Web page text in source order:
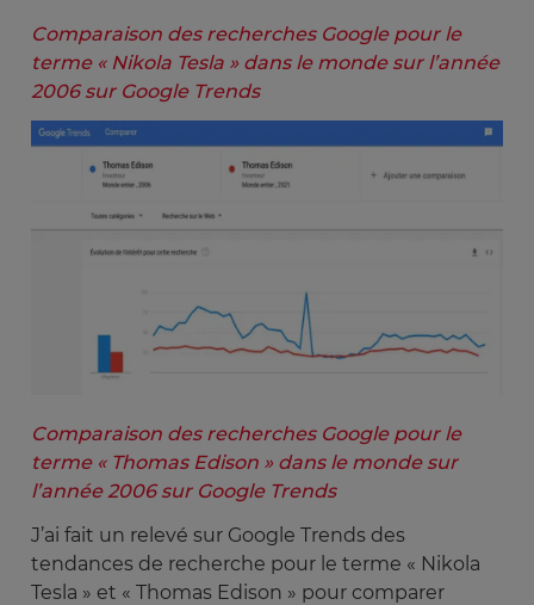
Comparaison des recherches Google pour le
terme « Nikola Tesla » dans le monde sur l’année
2006 sur Google Trends
Comparaison des recherches Google pour le
terme « Thomas Edison » dans le monde sur
l’année 2006 sur Google Trends
J’ai fait un relevé sur Google Trends des
tendances de recherche pour le terme « Nikola
Tesla » et « Thomas Edison » pour comparer